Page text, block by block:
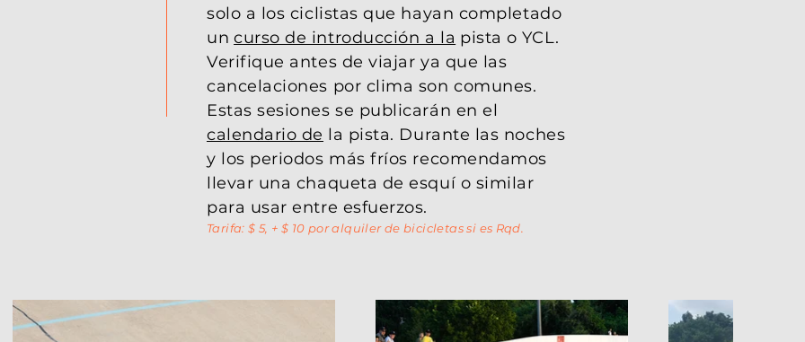
solo a los ciclistas que hayan completado
un curso de introducción a la pista o YCL.
Verifique antes de viajar ya que las
cancelaciones por clima son comunes.
Estas sesiones se publicarán en el
calendario de la pista. Durante las noches
y los periodos más fríos recomendamos
llevar una chaqueta de esquí o similar
para usar entre esfuerzos.
Tarifa: $ 5, + $ 10 por alquiler de bicicletas si es Rqd.